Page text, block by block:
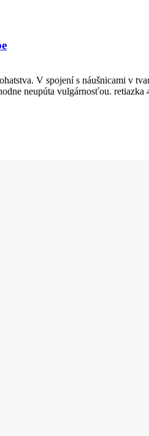
V spojení s náušnicami v
neupúta vulgárnosťou.